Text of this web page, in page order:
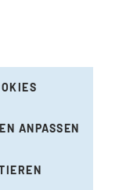
ANPASSEN